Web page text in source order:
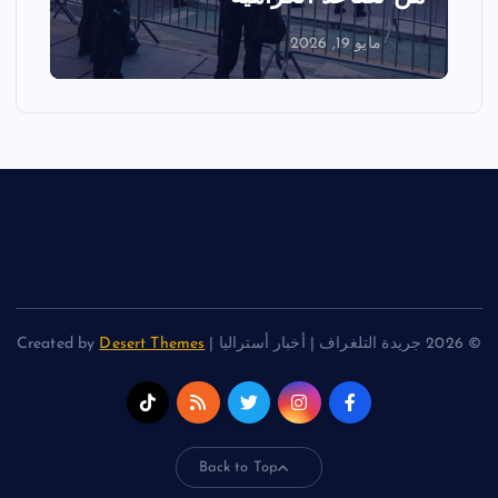
مايو 18, 2026
© 2026 جريدة التلغراف | أخبار أستراليا | Created by Desert Themes
Back to Top